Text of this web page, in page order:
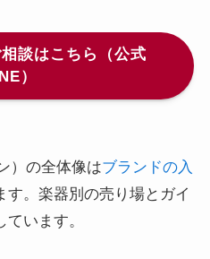
談はこちら（公式
）
）の全体像はブランドの入
す。楽器別の売り場とガイ
います。